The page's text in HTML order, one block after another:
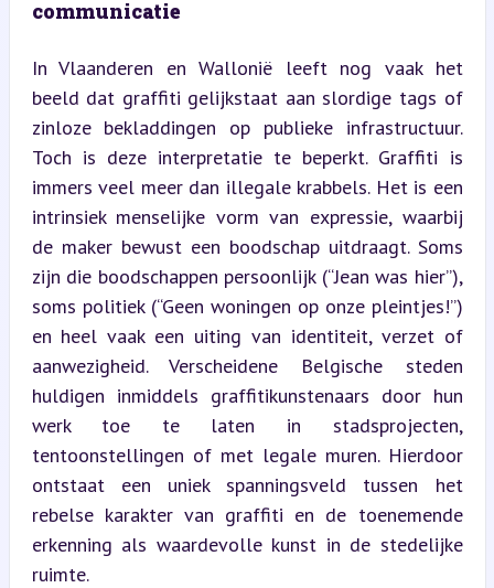
communicatie
In Vlaanderen en Wallonië leeft nog vaak het
beeld dat graffiti gelijkstaat aan slordige tags of
zinloze bekladdingen op publieke infrastructuur.
Toch is deze interpretatie te beperkt. Graffiti is
immers veel meer dan illegale krabbels. Het is een
intrinsiek menselijke vorm van expressie, waarbij
de maker bewust een boodschap uitdraagt. Soms
zijn die boodschappen persoonlijk (“Jean was hier”),
soms politiek (“Geen woningen op onze pleintjes!”)
en heel vaak een uiting van identiteit, verzet of
aanwezigheid. Verscheidene Belgische steden
huldigen inmiddels graffitikunstenaars door hun
werk toe te laten in stadsprojecten,
tentoonstellingen of met legale muren. Hierdoor
ontstaat een uniek spanningsveld tussen het
rebelse karakter van graffiti en de toenemende
erkenning als waardevolle kunst in de stedelijke
ruimte.